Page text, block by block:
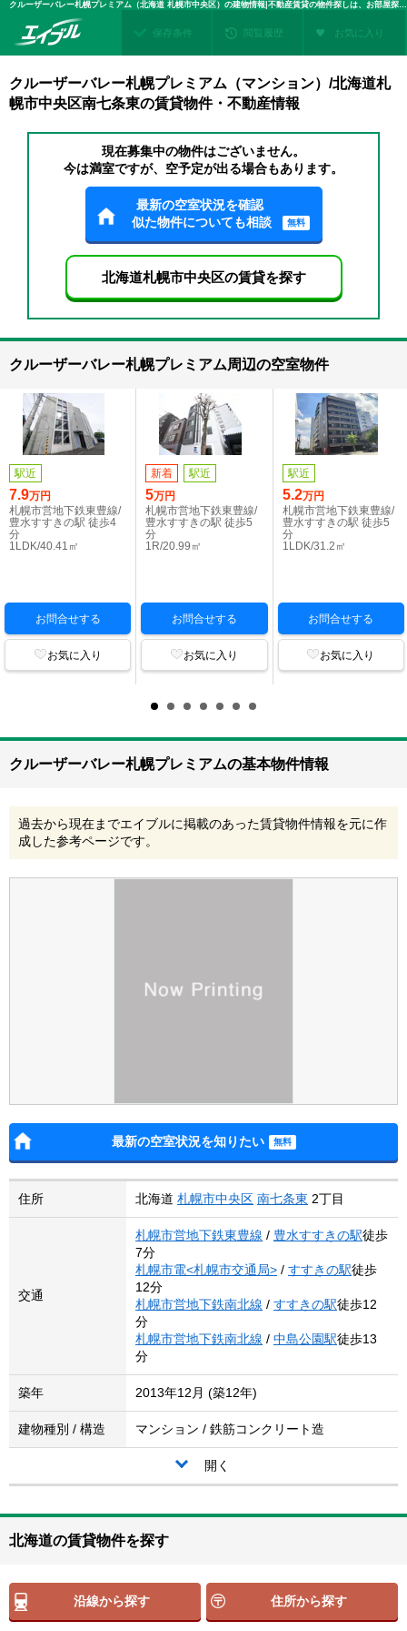
クルーザーバレー札幌プレミアム（北海道 札幌市中央区）の建物情報|不動産賃貸の物件探しは、お部屋探しのエイブル
保存条件 閲覧履歴 お気に入り
クルーザーバレー札幌プレミアム（マンション）/北海道札
幌市中央区南七条東の賃貸物件・不動産情報
現在募集中の物件はございません。
今は満室ですが、空予定が出る場合もあります。
最新の空室状況を確認
似た物件についても相談
無料
北海道札幌市中央区の賃貸を探す
クルーザーバレー札幌プレミアム周辺の空室物件
駅近
7.9万円
札幌市営地下鉄東豊線/
豊水すすきの駅 徒歩4
分
1LDK/40.41㎡
お問合せする
お気に入り
新着 駅近
5万円
札幌市営地下鉄東豊線/
豊水すすきの駅 徒歩5
分
1R/20.99㎡
お問合せする
お気に入り
駅近
5.2万円
札幌市営地下鉄東豊線/
豊水すすきの駅 徒歩5
分
1LDK/31.2㎡
お問合せする
お気に入り
クルーザーバレー札幌プレミアムの基本物件情報
過去から現在までエイブルに掲載のあった賃貸物件情報を元に作
成した参考ページです。
最新の空室状況を知りたい
住所 北海道 札幌市中央区 南七条東 2丁目
交通
札幌市営地下鉄東豊線 / 豊水すすきの駅徒歩
7分
札幌市電<札幌市交通局> / すすきの駅徒歩
12分
札幌市営地下鉄南北線 / すすきの駅徒歩12
分
札幌市営地下鉄南北線 / 中島公園駅徒歩13
分
築年 2013年12月 (築12年)
建物種別 / 構造 マンション / 鉄筋コンクリート造
開く
北海道の賃貸物件を探す
沿線から探す 住所から探す